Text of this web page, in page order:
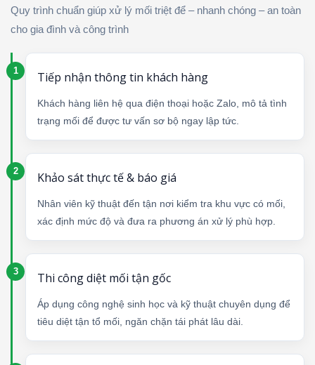
Quy trình chuẩn giúp xử lý mối triệt để – nhanh chóng – an toàn
cho gia đình và công trình
Tiếp nhận thông tin khách hàng
Khách hàng liên hệ qua điện thoại hoặc Zalo, mô tả tình
trạng mối để được tư vấn sơ bộ ngay lập tức.
Khảo sát thực tế & báo giá
Nhân viên kỹ thuật đến tận nơi kiểm tra khu vực có mối,
xác định mức độ và đưa ra phương án xử lý phù hợp.
Thi công diệt mối tận gốc
Áp dụng công nghệ sinh học và kỹ thuật chuyên dụng để
tiêu diệt tận tổ mối, ngăn chặn tái phát lâu dài.